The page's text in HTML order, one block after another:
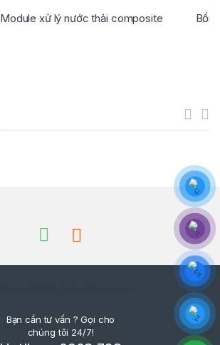
Module xử lý nước thải composite Bồn
Bạn cần tư vấn ? Gọi cho
chúng tôi 24/7!